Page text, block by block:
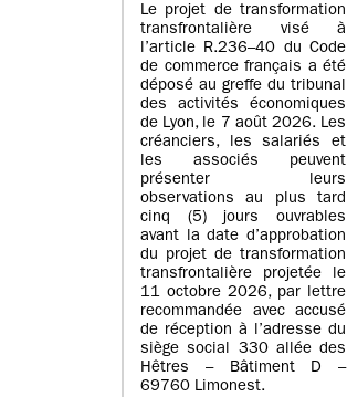
Le projet de transformation
transfrontalière visé à
l’article R.236–40 du Code
de commerce français a été
déposé au greffe du tribunal
des activités économiques
de Lyon, le 7 août 2026. Les
créanciers, les salariés et
les associés peuvent
présenter leurs
observations au plus tard
cinq (5) jours ouvrables
avant la date d’approbation
du projet de transformation
transfrontalière projetée le
11 octobre 2026, par lettre
recommandée avec accusé
de réception à l’adresse du
siège social 330 allée des
Hêtres – Bâtiment D –
69760 Limonest.